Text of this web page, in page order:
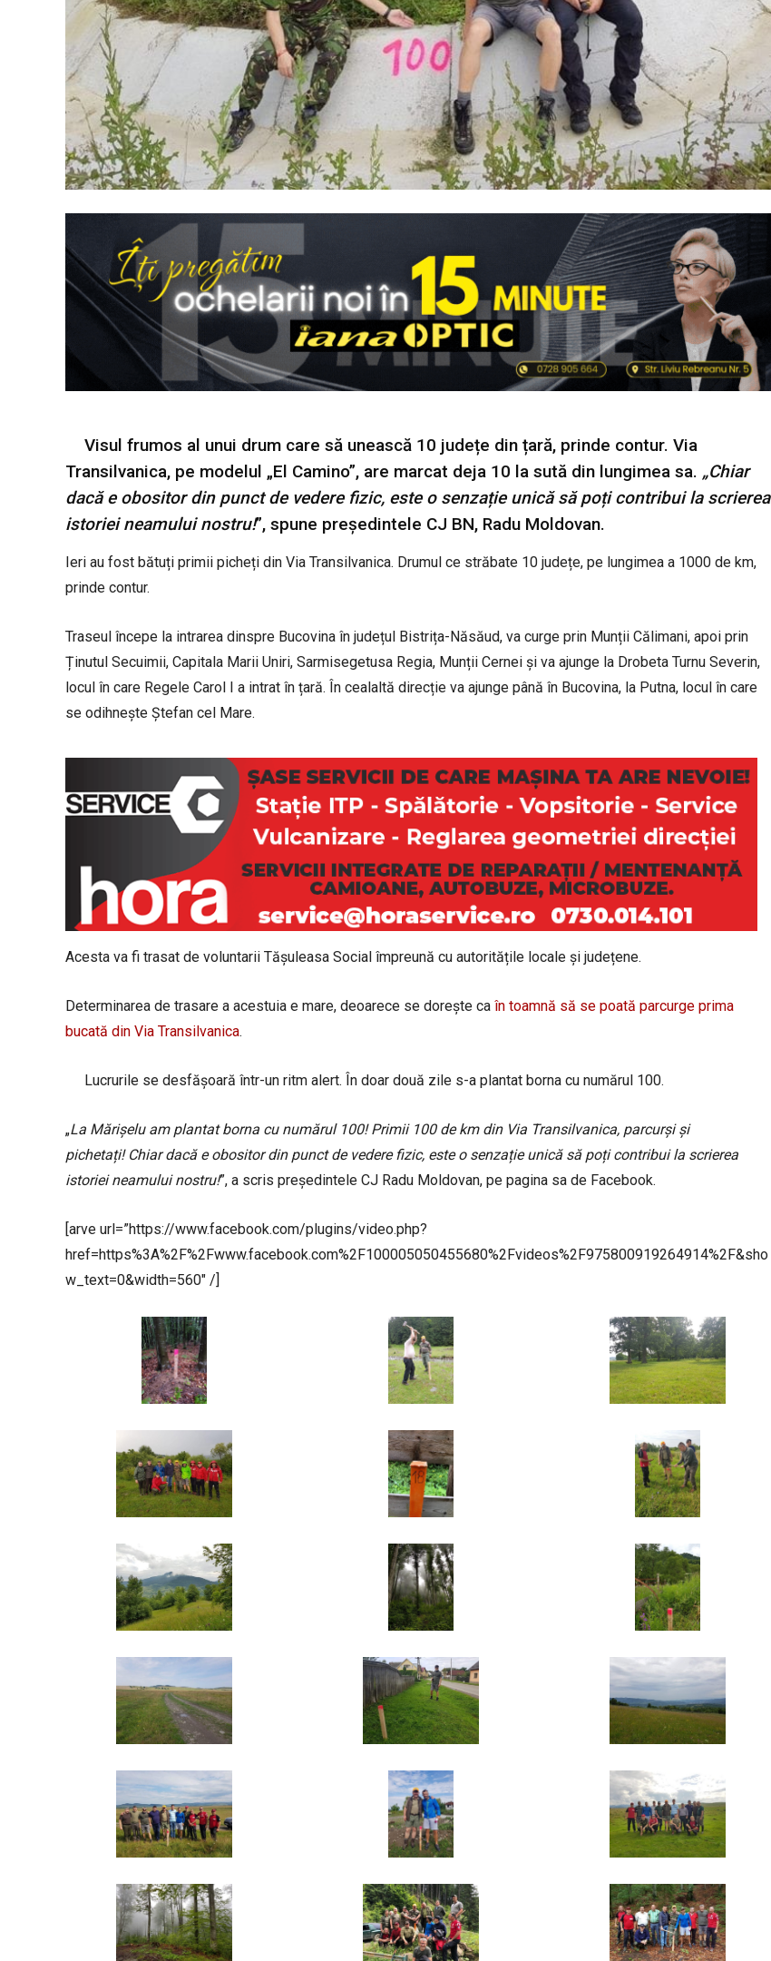
Visul frumos al unui drum care să unească 10 județe din țară, prinde contur. Via
Transilvanica, pe modelul „El Camino”, are marcat deja 10 la sută din lungimea sa. „Chiar
dacă e obositor din punct de vedere fizic, este o senzație unică să poți contribui la scrierea
istoriei neamului nostru!”, spune președintele CJ BN, Radu Moldovan.
Ieri au fost bătuți primii picheți din Via Transilvanica. Drumul ce străbate 10 județe, pe lungimea a 1000 de km,
prinde contur.
Traseul începe la intrarea dinspre Bucovina în județul Bistrița-Năsăud, va curge prin Munții Călimani, apoi prin
Ținutul Secuimii, Capitala Marii Uniri, Sarmisegetusa Regia, Munții Cernei și va ajunge la Drobeta Turnu Severin,
locul în care Regele Carol I a intrat în țară. În cealaltă direcție va ajunge până în Bucovina, la Putna, locul în care
se odihnește Ștefan cel Mare.
Acesta va fi trasat de voluntarii Tășuleasa Social împreună cu autoritățile locale și județene.
Determinarea de trasare a acestuia e mare, deoarece se dorește ca în toamnă să se poată parcurge prima
bucată din Via Transilvanica.
Lucrurile se desfășoară într-un ritm alert. În doar două zile s-a plantat borna cu numărul 100.
„La Mărișelu am plantat borna cu numărul 100! Primii 100 de km din Via Transilvanica, parcurși și
pichetați! Chiar dacă e obositor din punct de vedere fizic, este o senzație unică să poți contribui la scrierea
istoriei neamului nostru!”, a scris președintele CJ Radu Moldovan, pe pagina sa de Facebook.
[arve url=”https://www.facebook.com/plugins/video.php?
href=https%3A%2F%2Fwww.facebook.com%2F100005050455680%2Fvideos%2F975800919264914%2F&sho
w_text=0&width=560″ /]